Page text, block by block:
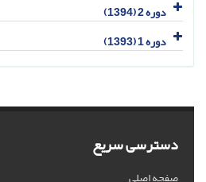
دوره 2 (1394)
دوره 1 (1393)
دسترسی سریع
صفحه اصلی